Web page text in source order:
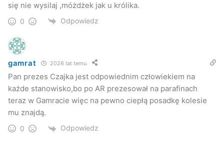
się nie wysilaj ,móżdżek jak u królika.
0 Odpowiedz
gamrat 2026 lat temu
Pan prezes Czajka jest odpowiednim człowiekiem na
każde stanowisko,bo po AR prezesował na parafinach
teraz w Gamracie więc na pewno ciepłą posadkę kolesie
mu znajdą.
0 Odpowiedz